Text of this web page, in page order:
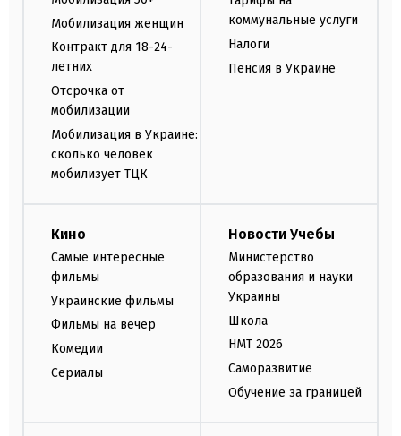
Мобилизация женщин
Контракт для 18-24-
летних
Отсрочка от
мобилизации
Мобилизация в Украине:
сколько человек
мобилизует ТЦК
коммунальные услуги
Налоги
Пенсия в Украине
Кино
Самые интересные
фильмы
Украинские фильмы
Фильмы на вечер
Комедии
Сериалы
Новости Учебы
Министерство
образования и науки
Украины
Школа
НМТ 2026
Саморазвитие
Обучение за границей